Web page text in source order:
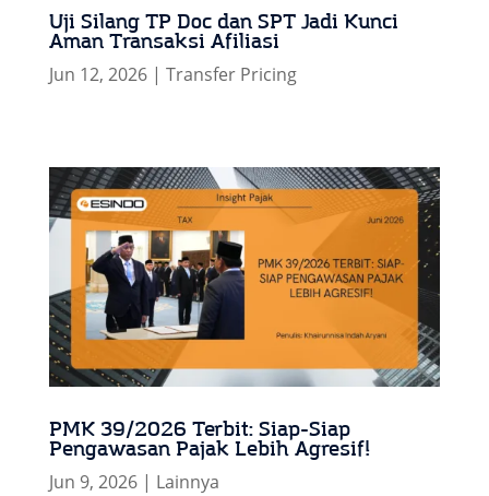
Uji Silang TP Doc dan SPT Jadi Kunci
Aman Transaksi Afiliasi
Jun 12, 2026| Transfer Pricing
PMK 39/2026 Terbit: Siap-Siap
Pengawasan Pajak Lebih Agresif!
Jun 9, 2026| Lainnya